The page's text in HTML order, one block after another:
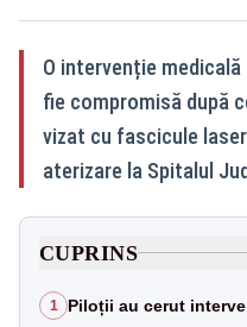
O intervenție
fie compromisă după
vizat cu fascicule
aterizare la Spitalul
CUPRINS
1 Piloții au cerut